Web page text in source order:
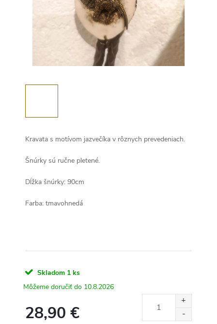
Kravata s motívom jazvečíka v rôznych prevedeniach.
Šnúrky sú ručne pletené.
Dĺžka šnúrky: 90cm
Farba: tmavohnedá
Skladom 1 ks
10.8.2026
28,90 €